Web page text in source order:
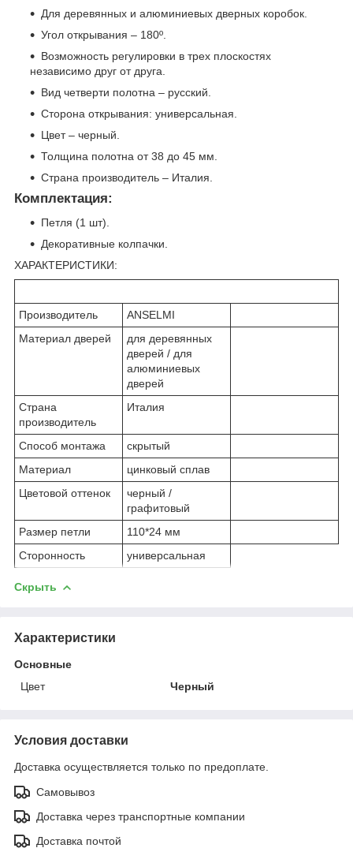
Для деревянных и алюминиевых дверных коробок.
Угол открывания – 180º.
Возможность регулировки в трех плоскостях
независимо друг от друга.
Вид четверти полотна – русский.
Сторона открывания: универсальная.
Цвет – черный.
Толщина полотна от 38 до 45 мм.
Страна производитель – Италия.
Комплектация:
Петля (1 шт).
Декоративные колпачки.
ХАРАКТЕРИСТИКИ:
Производитель
ANSELMI
Материал дверей
для деревянных
дверей / для
алюминиевых
дверей
Страна
производитель
Италия
Способ монтажа
скрытый
Материал
цинковый сплав
Цветовой оттенок
черный /
графитовый
Размер петли
110*24 мм
Сторонность
универсальная
Скрыть
Характеристики
Основные
Цвет
Черный
Условия доставки
Доставка осуществляется только по предоплате.
Самовывоз
Доставка через транспортные компании
Доставка почтой